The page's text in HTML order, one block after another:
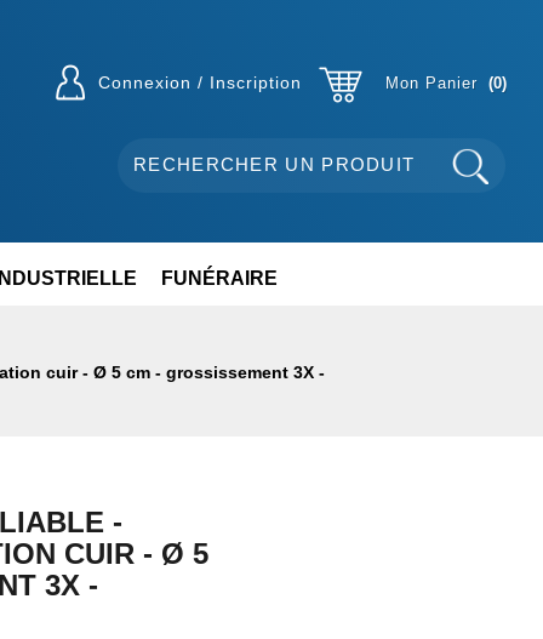
Connexion / Inscription Mon Panier 0
FUNÉRAIRE
cuir - Ø 5 cm - grossissement 3X -
-
CUIR - Ø 5
3X -